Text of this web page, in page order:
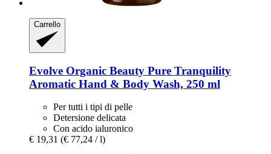
Carrello
Evolve Organic Beauty Pure Tranquility
Aromatic Hand & Body Wash, 250 ml
Per tutti i tipi di pelle
Detersione delicata
Con acido ialuronico
€ 19,31 (€ 77,24 / l)